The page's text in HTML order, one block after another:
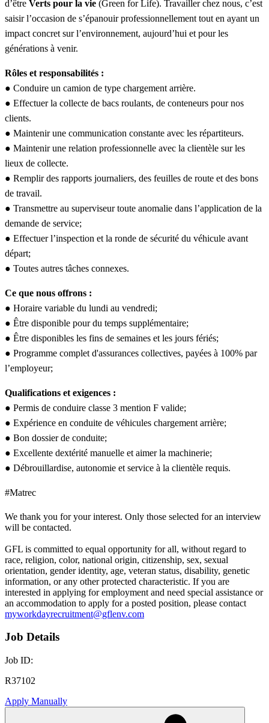
d’être Verts pour la vie (Green for Life). Travailler chez nous, c’est
saisir l’occasion de s’épanouir professionnellement tout en ayant un
impact concret sur l’environnement, aujourd’hui et pour les
générations à venir.
Rôles et responsabilités :
● Conduire un camion de type chargement arrière.
● Effectuer la collecte de bacs roulants, de conteneurs pour nos
clients.
● Maintenir une communication constante avec les répartiteurs.
● Maintenir une relation professionnelle avec la clientèle sur les
lieux de collecte.
● Remplir des rapports journaliers, des feuilles de route et des bons
de travail.
● Transmettre au superviseur toute anomalie dans l’application de la
demande de service;
● Effectuer l’inspection et la ronde de sécurité du véhicule avant
départ;
● Toutes autres tâches connexes.
Ce que nous offrons :
● Horaire variable du lundi au vendredi;
● Être disponible pour du temps supplémentaire;
● Être disponibles les fins de semaines et les jours fériés;
● Programme complet d'assurances collectives, payées à 100% par
l’employeur;
Qualifications et exigences :
● Permis de conduire classe 3 mention F valide;
● Expérience en conduite de véhicules chargement arrière;
● Bon dossier de conduite;
● Excellente dextérité manuelle et aimer la machinerie;
● Débrouillardise, autonomie et service à la clientèle requis.
#Matrec
We thank you for your interest. Only those selected for an interview
will be contacted.
GFL is committed to equal opportunity for all, without regard to
race, religion, color, national origin, citizenship, sex, sexual
orientation, gender identity, age, veteran status, disability, genetic
information, or any other protected characteristic. If you are
interested in applying for employment and need special assistance or
an accommodation to apply for a posted position, please contact
myworkdayrecruitment@gflenv.com
Job Details
Job ID:
R37102
Apply Manually